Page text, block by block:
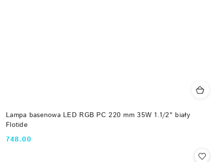
Lampa basenowa LED RGB PC 220 mm 35W 1.1/2" biały
Flotide
Cena:
748.00